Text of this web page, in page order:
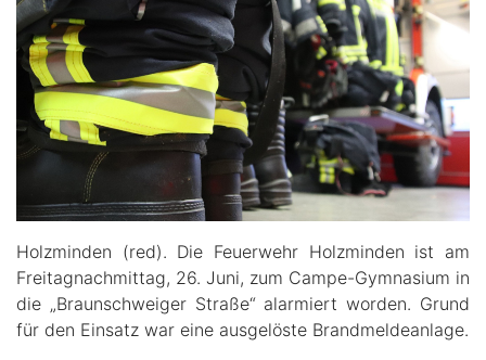
Holzminden (red). Die Feuerwehr Holzminden ist am
Freitagnachmittag, 26. Juni, zum Campe-Gymnasium in
die „Braunschweiger Straße“ alarmiert worden. Grund
für den Einsatz war eine ausgelöste Brandmeldeanlage.